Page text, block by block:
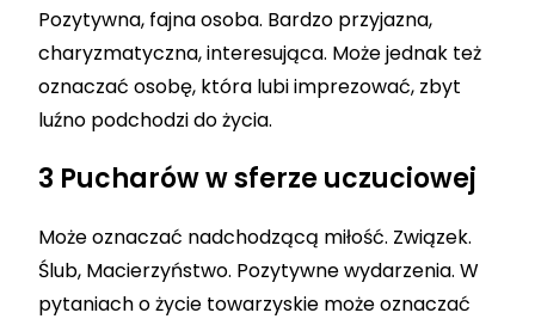
Pozytywna, fajna osoba. Bardzo przyjazna,
charyzmatyczna, interesująca. Może jednak też
oznaczać osobę, która lubi imprezować, zbyt
luźno podchodzi do życia.
3 Pucharów w sferze uczuciowej
Może oznaczać nadchodzącą miłość. Związek.
Ślub, Macierzyństwo. Pozytywne wydarzenia. W
pytaniach o życie towarzyskie może oznaczać